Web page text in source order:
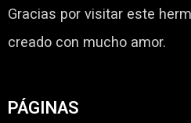
Gracias por visitar este
creado con mucho amor.
PÁGINAS